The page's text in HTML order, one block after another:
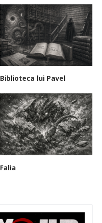
Biblioteca lui Pavel
Falia